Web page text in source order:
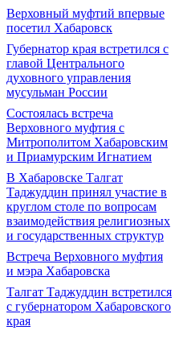
Верховный муфтий впервые
посетил Хабаровск
Губернатор края встретился с
главой Центрального
духовного управления
мусульман России
Состоялась встреча
Верховного муфтия с
Митрополитом Хабаровским
и Приамурским Игнатием
В Хабаровске Талгат
Таджуддин принял участие в
круглом столе по вопросам
взаимодействия религиозных
и государственных структур
Встреча Верховного муфтия
и мэра Хабаровска
Талгат Таджуддин встретился
с губернатором Хабаровского
края